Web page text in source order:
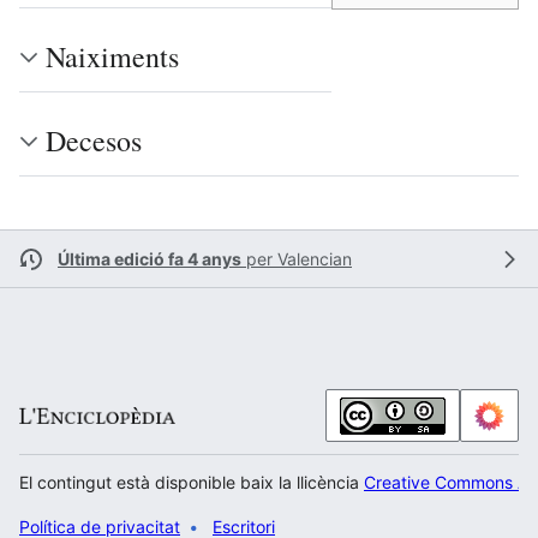
Naiximents
Decesos
Última edició fa 4 anys per Valencian
El contingut està disponible baix la llicència Creative Commons
Política de privacitat Escritori